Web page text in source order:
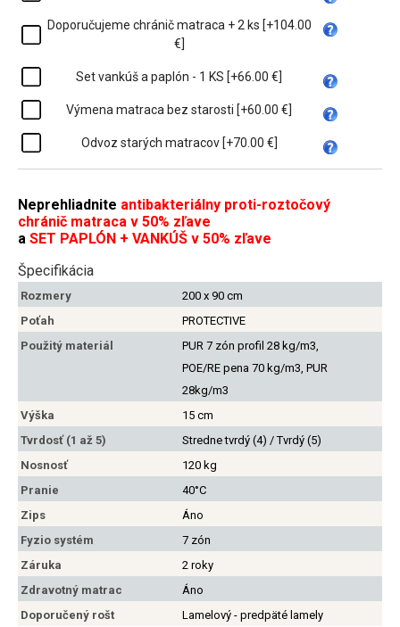
Doporučujeme chránič matraca + 2 ks [+104.00
€]
Set vankúš a paplón - 1 KS [+66.00 €]
Výmena matraca bez starosti [+60.00 €]
Odvoz starých matracov [+70.00 €]
Neprehliadnite antibakteriálny proti-roztočový
chránič matraca v 50% zľave
a SET PAPLÓN + VANKÚŠ v 50% zľave
Špecifikácia
Rozmery
200 x 90 cm
Poťah
PROTECTIVE
Použitý materiál
PUR 7 zón profil 28 kg/m3,
POE/RE pena 70 kg/m3, PUR
28kg/m3
Výška
15 cm
Tvrdosť (1 až 5)
Stredne tvrdý (4) / Tvrdý (5)
Nosnosť
120 kg
Pranie
40°C
Zips
Áno
Fyzio systém
7 zón
Záruka
2 roky
Zdravotný matrac
Áno
Doporučený rošt
Lamelový - predpäté lamely